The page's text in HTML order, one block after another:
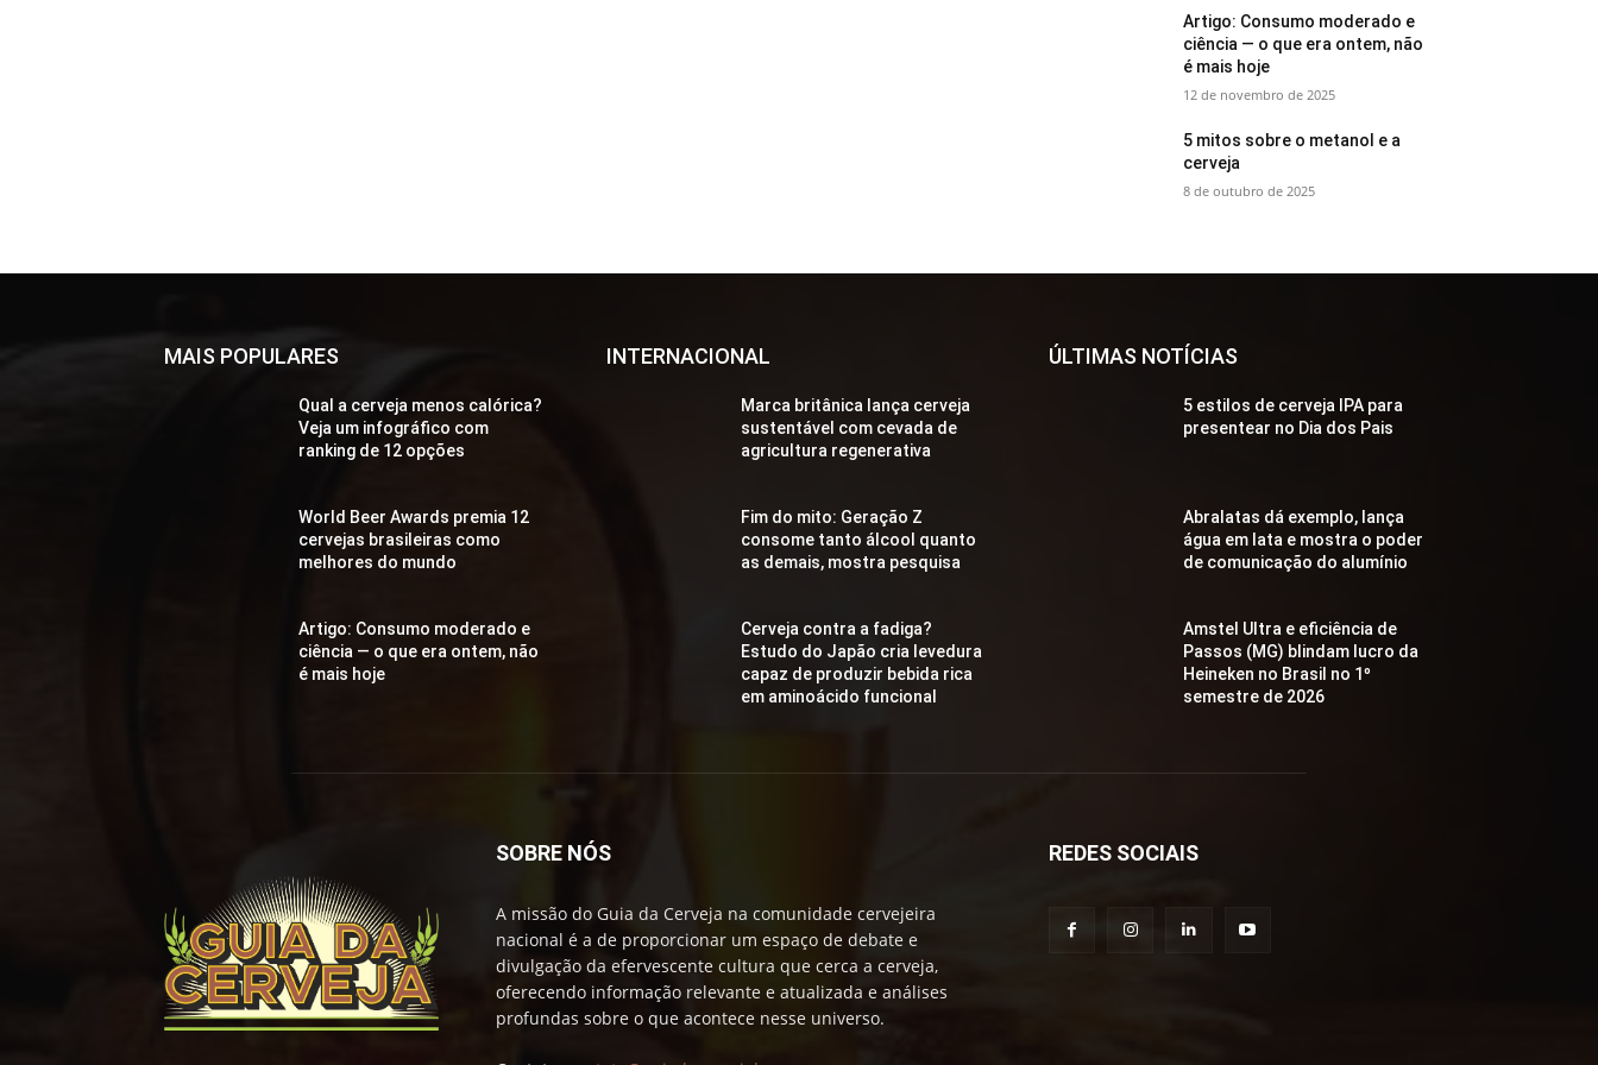
Artigo: Consumo moderado e
ciência — o que era ontem, não
é mais hoje
12 de novembro de 2025
5 mitos sobre o metanol e a
cerveja
8 de outubro de 2025
MAIS POPULARES
Qual a cerveja menos calórica?
Veja um infográfico com
ranking de 12 opções
World Beer Awards premia 12
cervejas brasileiras como
melhores do mundo
Artigo: Consumo moderado e
ciência — o que era ontem, não
é mais hoje
INTERNACIONAL
Marca britânica lança cerveja
sustentável com cevada de
agricultura regenerativa
Fim do mito: Geração Z
consome tanto álcool quanto
as demais, mostra pesquisa
Cerveja contra a fadiga?
Estudo do Japão cria levedura
capaz de produzir bebida rica
em aminoácido funcional
ÚLTIMAS NOTÍCIAS
5 estilos de cerveja IPA para
presentear no Dia dos Pais
Abralatas dá exemplo, lança
água em lata e mostra o poder
de comunicação do alumínio
Amstel Ultra e eficiência de
Passos (MG) blindam lucro da
Heineken no Brasil no 1º
semestre de 2026
SOBRE NÓS
A missão do Guia da Cerveja na comunidade cervejeira
nacional é a de proporcionar um espaço de debate e
divulgação da efervescente cultura que cerca a cerveja,
oferecendo informação relevante e atualizada e análises
profundas sobre o que acontece nesse universo.
REDES SOCIAIS